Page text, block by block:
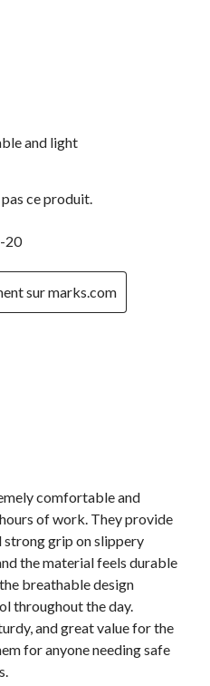
and light
ce produit.
20
sur marks.com
comfortable and
of work. They provide
grip on slippery
the material feels durable
breathable design
throughout the day.
and great value for the
for anyone needing safe